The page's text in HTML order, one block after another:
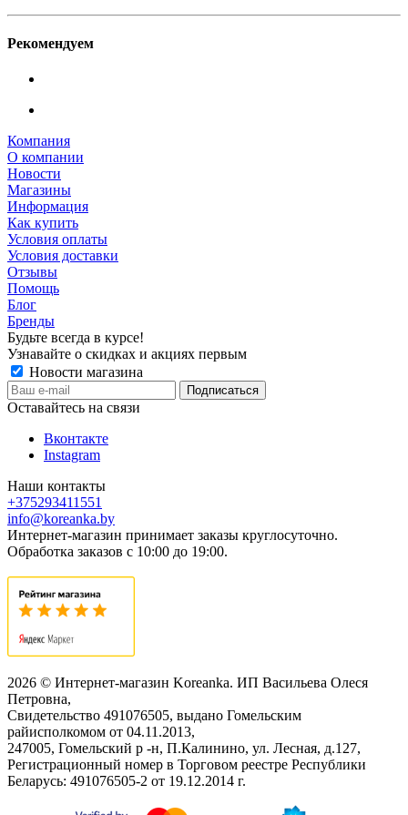
Рекомендуем
Компания
О компании
Новости
Магазины
Информация
Как купить
Условия оплаты
Условия доставки
Отзывы
Помощь
Блог
Бренды
Будьте всегда в курсе!
Узнавайте о скидках и акциях первым
Новости магазина
Оставайтесь на связи
Вконтакте
Instagram
Наши контакты
+375293411551
info@koreanka.by
Интернет-магазин принимает заказы круглосуточно.
Обработка заказов с 10:00 до 19:00.
2026 © Интернет-магазин Koreanka. ИП Васильева Олеся
Петровна,
Свидетельство ‎491076505, выдано Гомельским
райисполкомом от 04.11.2013,
247005, Гомельский р -н, П.Калинино, ул. Лесная, д.127,
Регистрационный номер в Торговом реестре Республики
Беларусь: ‎491076505-2 от 19.12.2014 г.